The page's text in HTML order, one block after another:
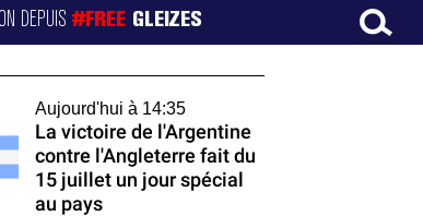
DEPUIS#FREE GLEIZES
Aujourd'hui à 14:35
La victoire de l'Argentine
contre l'Angleterre fait du
15 juillet un jour spécial
au pays